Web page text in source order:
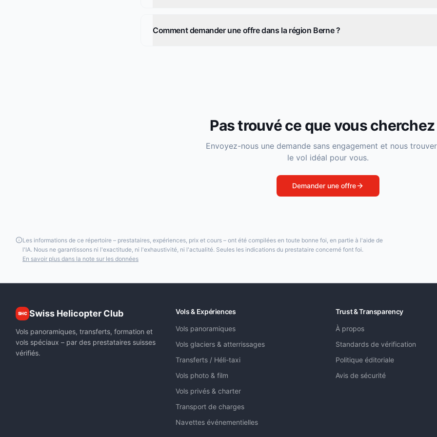
Comment demander une offre dans la région Berne ?
Pas trouvé ce que vous cherchez
Envoyez-nous une demande sans engagement et nous
le vol idéal pour vous.
Demander une offre
Les informations de ce répertoire – prestataires, expériences, prix et cours – ont été compilées en toute bonne foi, en partie à l'aide de
l'IA. Nous ne garantissons ni l'exactitude, ni l'exhaustivité, ni l'actualité. Seules les indications du prestataire concerné font foi.
En savoir plus dans la note sur les données
SHC Swiss Helicopter Club
Vols panoramiques, transferts, formation et
vols spéciaux – par des prestataires suisses
vérifiés.
Vols & Expériences
Vols panoramiques
Vols glaciers & atterrissages
Transferts / Héli-taxi
Vols photo & film
Vols privés & charter
Transport de charges
Navettes événementielles
Trust & Transparency
À propos
Standards de vérification
Politique éditoriale
Avis de sécurité